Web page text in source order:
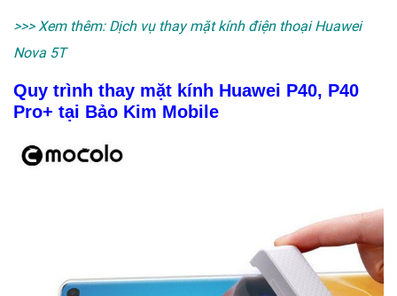
>>> Xem thêm: Dịch vụ thay mặt kính điện thoại Huawei
Nova 5T
Quy trình thay mặt kính Huawei P40, P40
Pro+ tại Bảo Kim Mobile